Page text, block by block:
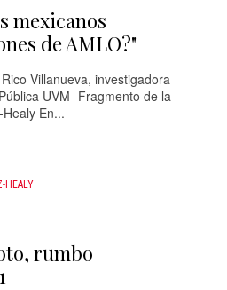
mexicanos
de AMLO?"
Villanueva, investigadora
UVM -Fragmento de la
En...
HEALY
rumbo